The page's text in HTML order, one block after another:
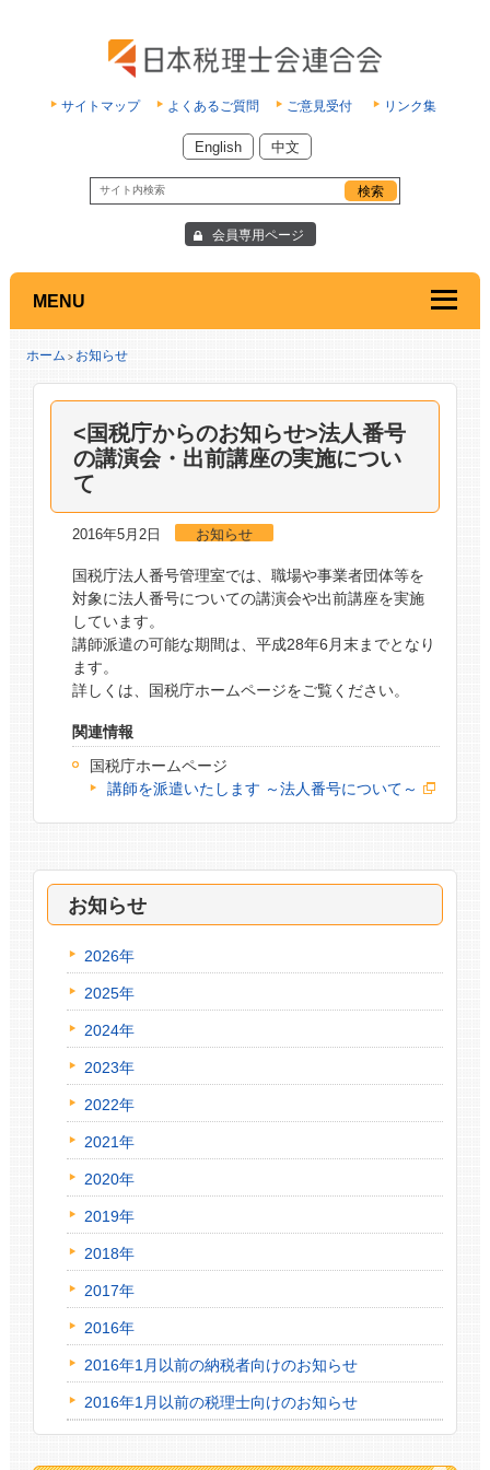
サイトマップ よくあるご質問 ご意見受付 リンク集
English 中文
会員専用ページ
MENU
ホーム > お知らせ
<国税庁からのお知らせ>法人番号
の講演会・出前講座の実施につい
て
2016年5月2日 お知らせ
国税庁法人番号管理室では、職場や事業者団体等を
対象に法人番号についての講演会や出前講座を実施
しています。
講師派遣の可能な期間は、平成28年6月末までとなり
ます。
詳しくは、国税庁ホームページをご覧ください。
関連情報
国税庁ホームページ
講師を派遣いたします ～法人番号について～
お知らせ
2026年
2025年
2024年
2023年
2022年
2021年
2020年
2019年
2018年
2017年
2016年
2016年1月以前の納税者向けのお知らせ
2016年1月以前の税理士向けのお知らせ